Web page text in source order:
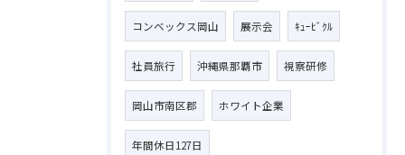
コンベックス岡山 展示会 ｷｭｰﾋﾞｸﾙ
社員旅行 沖縄県那覇市 視察研修
岡山市南区郡 ホワイト企業
年間休日127日